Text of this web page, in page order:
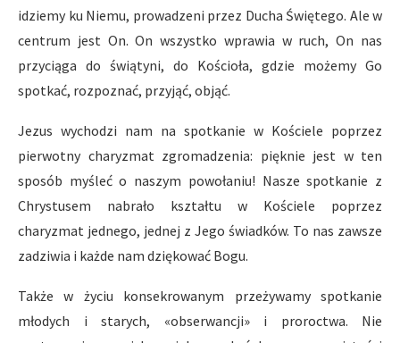
idziemy ku Niemu, prowadzeni przez Ducha Świętego. Ale w
centrum jest On. On wszystko wprawia w ruch, On nas
przyciąga do świątyni, do Kościoła, gdzie możemy Go
spotkać, rozpoznać, przyjąć, objąć.
Jezus wychodzi nam na spotkanie w Kościele poprzez
pierwotny charyzmat zgromadzenia: pięknie jest w ten
sposób myśleć o naszym powołaniu! Nasze spotkanie z
Chrystusem nabrało kształtu w Kościele poprzez
charyzmat jednego, jednej z Jego świadków. To nas zawsze
zadziwia i każde nam dziękować Bogu.
Także w życiu konsekrowanym przeżywamy spotkanie
młodych i starych, «obserwancji» i proroctwa. Nie